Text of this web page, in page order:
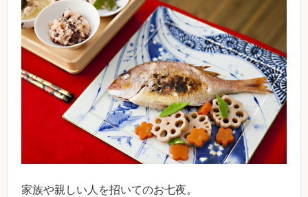
家族や親しい人を招いてのお七夜。